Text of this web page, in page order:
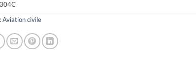
Aviation civile